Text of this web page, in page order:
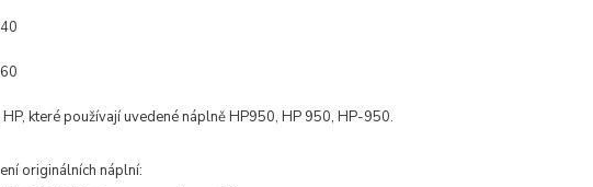
které používají uvedené náplně HP950, HP 950, HP-950.
originálních náplní: